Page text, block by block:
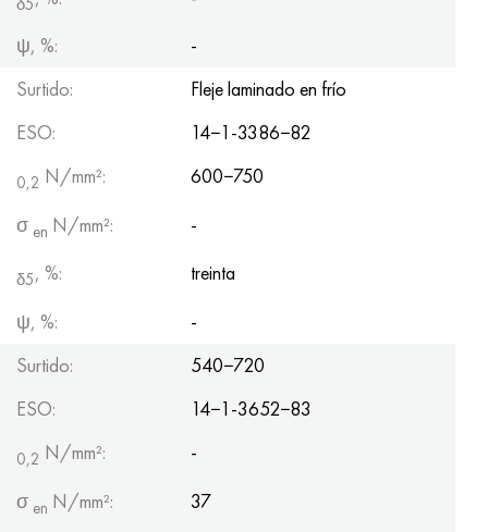
ψ, %:
-
Surtido:
Fleje laminado en frío
ESO:
14−1-3386−82
0,2 N/mm²:
600−750
σ en N/mm²: -
δ5, %:
treinta
ψ, %:
-
Surtido:
540−720
ESO:
14−1-3652−83
0,2 N/mm²:
-
σ en N/mm²: 37